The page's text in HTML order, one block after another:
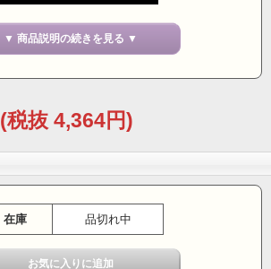
▼ 商品説明の続きを見る ▼
(税抜 4,364円)
在庫 品切れ中